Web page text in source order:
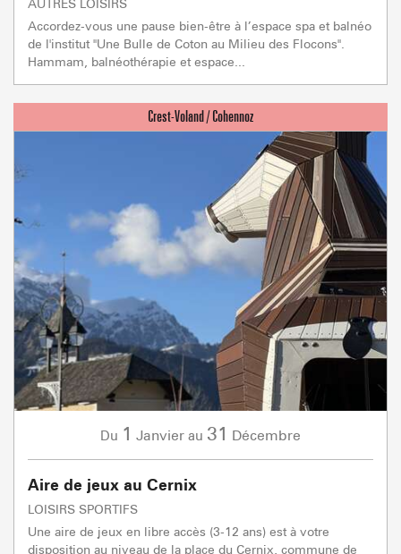
Accordez-vous une pause bien-être à l’espace spa et balnéo
de l'institut "Une Bulle de Coton au Milieu des Flocons".
Hammam, balnéothérapie et espace...
Du 1 Janvier au 31 Décembre
Aire de jeux au Cernix
LOISIRS SPORTIFS
Une aire de jeux en libre accès (3-12 ans) est à votre
disposition au niveau de la place du Cernix, commune de